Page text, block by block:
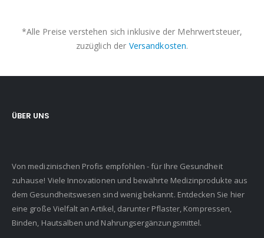
*Alle Preise verstehen sich inklusive der Mehrwertsteuer,
zuzüglich der Versandkosten.
ÜBER UNS
Von medizinischen Profis empfohlen - für Ihre Gesundheit
zuhause! Viele Innovationen und bewährte Medizinprodukte aus
dem Gesundheitswesen sind wenig bekannt. Entdecken Sie hier
eine große Vielfalt an Artikel, darunter Pflaster, Kompressen,
Binden, Hautsalben und Nahrungsergänzungsmittel.